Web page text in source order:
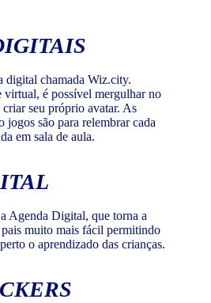
digital chamada Wiz.city.
virtual, é possível mergulhar no
seu próprio avatar. As
jogos são para relembrar cada
em sala de aula.
Agenda Digital, que torna a
muito mais fácil permitindo
o aprendizado das crianças.